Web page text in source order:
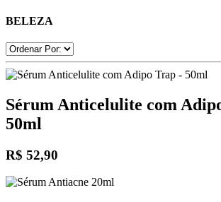
BELEZA
Sérum Anticelulite com
50ml
R$ 52,90